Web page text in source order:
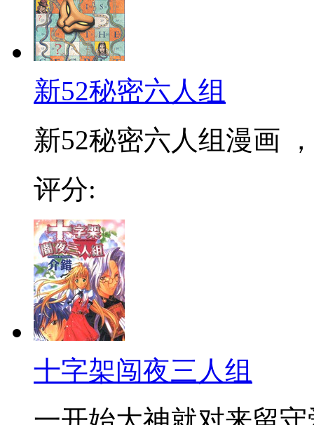
新52秘密六人组
新52秘密六人组漫画
评分:
十字架闯夜三人组